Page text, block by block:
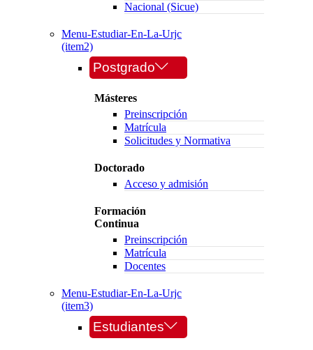
Nacional (Sicue)
Menu-Estudiar-En-La-Urjc
(item2)
Postgrado
Másteres
Preinscripción
Matrícula
Solicitudes y Normativa
Doctorado
Acceso y admisión
Formación
Continua
Preinscripción
Matrícula
Docentes
Menu-Estudiar-En-La-Urjc
(item3)
Estudiantes